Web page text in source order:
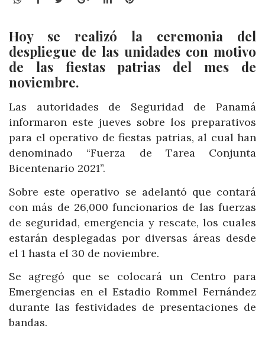
Hoy se realizó la ceremonia del
despliegue de las unidades con motivo
de las fiestas patrias del mes de
noviembre.
Las autoridades de Seguridad de Panamá
informaron este jueves sobre los preparativos
para el operativo de fiestas patrias, al cual han
denominado “Fuerza de Tarea Conjunta
Bicentenario 2021”.
Sobre este operativo se adelantó que contará
con más de 26,000 funcionarios de las fuerzas
de seguridad, emergencia y rescate, los cuales
estarán desplegadas por diversas áreas desde
el 1 hasta el 30 de noviembre.
Se agregó que se colocará un Centro para
Emergencias en el Estadio Rommel Fernández
durante las festividades de presentaciones de
bandas.